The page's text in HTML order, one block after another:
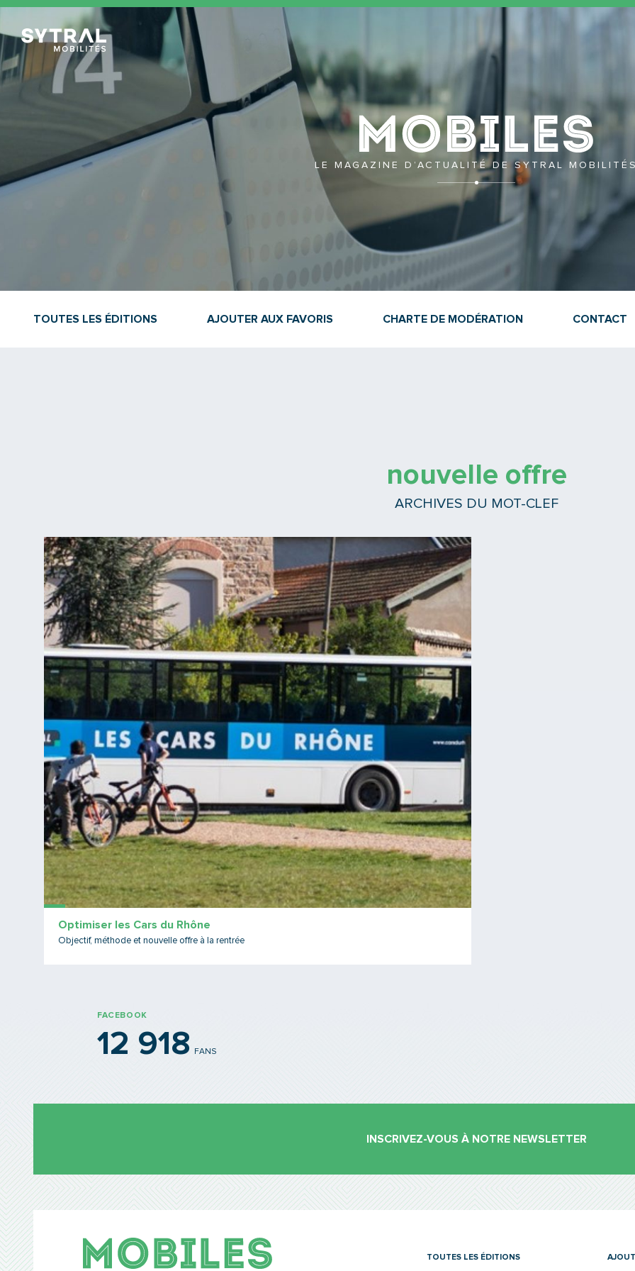
TCL Sytral
LE MAGAZINE D’ACTUALITÉ DE SYTRAL MOBILITÉS
TOUTES LES ÉDITIONS AJOUTER AUX FAVORIS CHARTE DE MODÉRATION CONTACT
nouvelle offre
ARCHIVES DU MOT-CLEF
Optimiser les Cars du Rhône
Objectif, méthode et nouvelle offre à la rentrée
Lire la suite
FACEBOOK
12 918 FANS
INSCRIVEZ-VOUS À NOTRE NEWSLETTER
TOUTES LES ÉDITIONS